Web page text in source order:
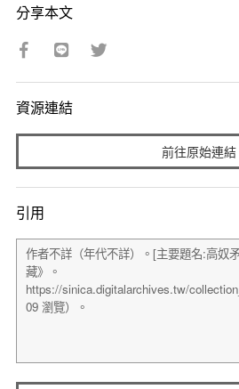
分享本文
資源連結
前往原始連結
引用